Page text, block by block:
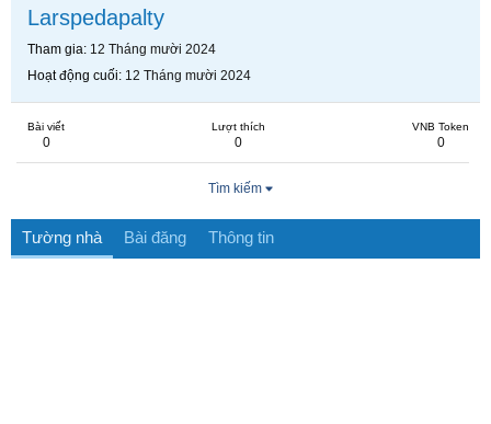
Larspedapalty
Tham gia 12 Tháng mười 2024
Hoạt động cuối 12 Tháng mười 2024
Bài viết
0
Lượt thích
0
VNB Token
0
Tìm kiếm
Tường nhà Bài đăng Thông tin